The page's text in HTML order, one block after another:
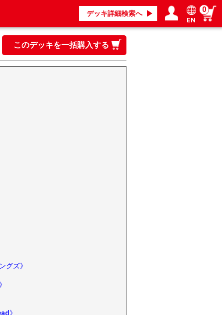
デッキ詳細検索へ
ログイン／会員登録
マイページ
EN
0
このデッキを一括購入する
グズ》
》